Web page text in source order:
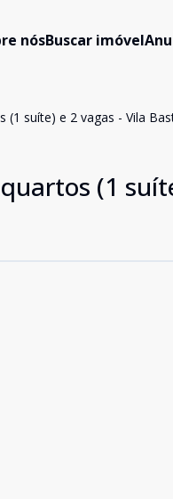
nósBuscar imóvel
suíte) e 2 vagas - Vila
(1